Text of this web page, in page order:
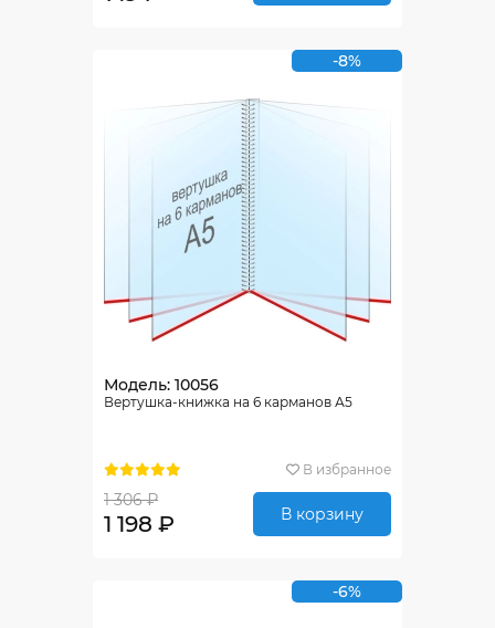
-8%
Модель: 10056
Вертушка-книжка на 6 карманов А5
В избранное
1 306 ₽
1 198 ₽ В корзину
-6%